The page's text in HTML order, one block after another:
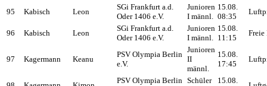
95 Kabisch Leon
SGi Frankfurt a.d.
Oder 1406 e.V.
Junioren
I männl.
15.08.
08:35
96 Kabisch Leon
SGi Frankfurt a.d.
Oder 1406 e.V.
Junioren
I männl.
15.08.
11:15
Freie
97 Kagermann Keanu
PSV Olympia Berlin
e.V.
Junioren
II
männl.
15.08.
17:45
PSV Olympia Berlin Schüler
15.08.